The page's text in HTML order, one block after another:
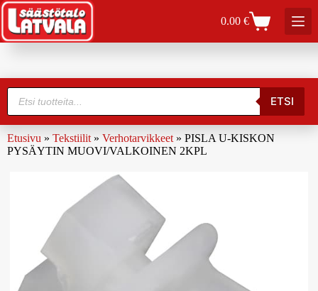
0.00€
ETSI
Etusivu » Tekstiilit » Verhotarvikkeet » PISLA U-KISKON
PYSÄYTIN MUOVI/VALKOINEN 2KPL